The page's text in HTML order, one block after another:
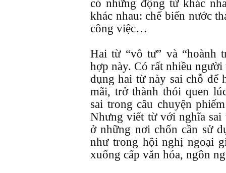
có những động từ khác
khác nhau: chế biến nước
công việc…
Hai từ “vô tư” và “hoành
hợp này. Có rất nhiều
dụng hai từ này sai chỗ
mãi, trở thành thói quen
sai trong câu chuyện
Nhưng viết từ với nghĩa
ở những nơi chốn cần sử
như trong hội nghị ngoại
xuống cấp văn hóa, ngôn